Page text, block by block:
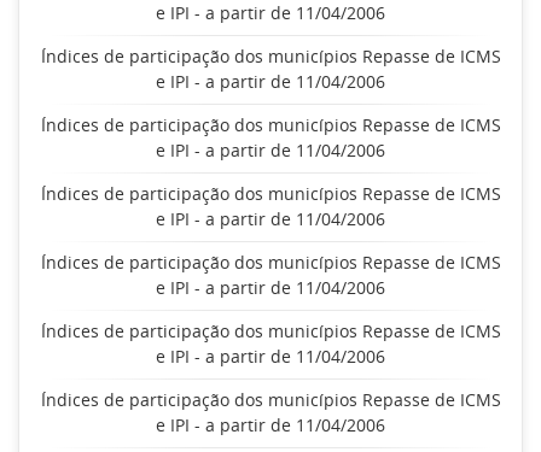
e IPI - a partir de 11/04/2006
Índices de participação dos municípios Repasse de ICMS
e IPI - a partir de 11/04/2006
Índices de participação dos municípios Repasse de ICMS
e IPI - a partir de 11/04/2006
Índices de participação dos municípios Repasse de ICMS
e IPI - a partir de 11/04/2006
Índices de participação dos municípios Repasse de ICMS
e IPI - a partir de 11/04/2006
Índices de participação dos municípios Repasse de ICMS
e IPI - a partir de 11/04/2006
Índices de participação dos municípios Repasse de ICMS
e IPI - a partir de 11/04/2006